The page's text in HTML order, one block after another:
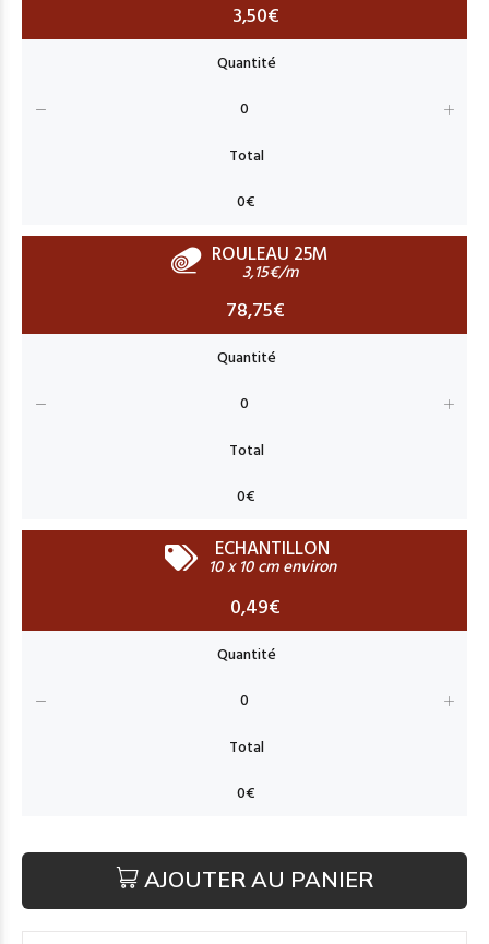
3,50€
ROULEAU 25M
3,15€/m
78,75€
ECHANTILLON
10 x 10 cm environ
0,49€
AJOUTER AU PANIER